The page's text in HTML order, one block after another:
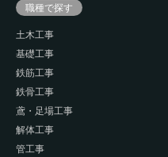
職種で探す
土木工事
基礎工事
鉄筋工事
鉄骨工事
鳶・足場工事
解体工事
管工事